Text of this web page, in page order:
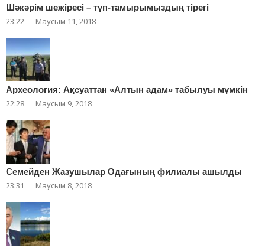
Шәкәрім шежіресі – түп-тамырымыздың тірегі
23:22 Маусым 11, 2018
Археология: Ақсуаттан «Алтын адам» табылуы мүмкін
22:28 Маусым 9, 2018
Cемейден Жазушылар Одағының филиалы ашылды
23:31 Маусым 8, 2018